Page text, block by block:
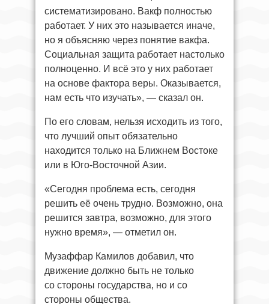
систематизировано. Вакф полностью
работает. У них это называется иначе,
но я объясняю через понятие вакфа.
Социальная защита работает настолько
полноценно. И всё это у них работает
на основе фактора веры. Оказывается,
нам есть что изучать», — сказал он.
По его словам, нельзя исходить из того,
что лучший опыт обязательно
находится только на Ближнем Востоке
или в Юго-Восточной Азии.
«Сегодня проблема есть, сегодня
решить её очень трудно. Возможно, она
решится завтра, возможно, для этого
нужно время», — отметил он.
Музаффар Камилов добавил, что
движение должно быть не только
со стороны государства, но и со
стороны общества.